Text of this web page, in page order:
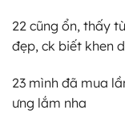
22 cũng ổn, thấy
đẹp, ck biết khen
23 mình đã mua
ưng lắm nha